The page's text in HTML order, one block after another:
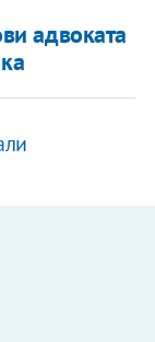
адвоката